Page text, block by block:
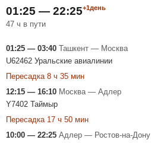
01:25 — 22:25+1день
47 ч в пути
01:25 — 03:40 Ташкент — Москва
U62462 Уральские авиалинии
Пересадка 8 ч 35 мин
12:15 — 16:10 Москва — Адлер
Y7402 Таймыр
Пересадка 17 ч 50 мин
10:00 — 22:25 Адлер — Ростов-на-Дону